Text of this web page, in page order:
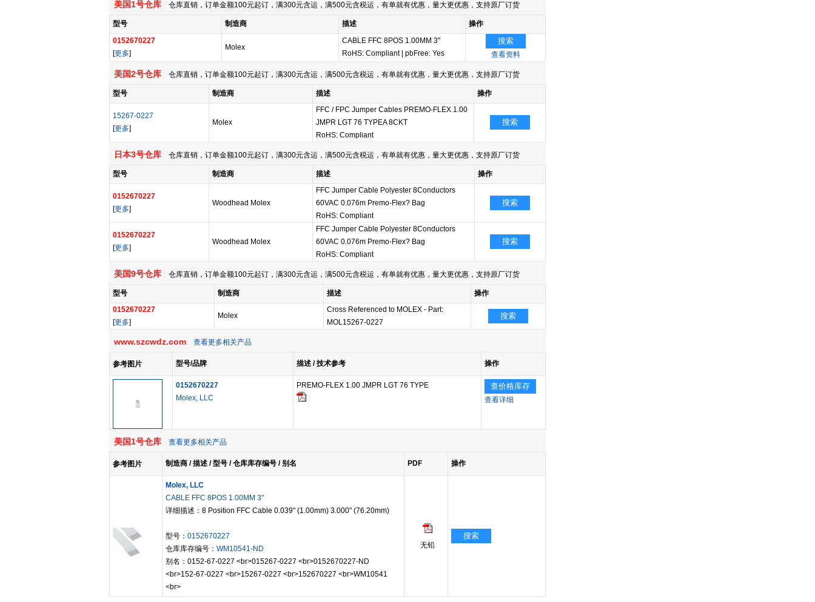
美国1号仓库 仓库直销，订单金额100元起订，满300元含运，满500元含税运，有单就有优惠，量大更优惠，支持原厂订货
型号 制造商 描述
操作
0152670227
[更多]
Molex
CABLE FFC 8POS 1.00MM 3"
RoHS: Compliant pbFree: Yes
搜索
查看资料
美国2号仓库 仓库直销，订单金额100元起订，满300元含运，满500元含税运，有单就有优惠，量大更优惠，支持原厂订货
型号 制造商 描述 操作
15267-0227
[更多]
Molex
FFC / FPC Jumper Cables PREMO-FLEX 1.00
JMPR LGT 76 TYPEA 8CKT
RoHS: Compliant
搜索
日本3号仓库 仓库直销，订单金额100元起订，满300元含运，满500元含税运，有单就有优惠，量大更优惠，支持原厂订货
型号 制造商 描述 操作
0152670227
[更多]
Woodhead Molex
FFC Jumper Cable Polyester 8Conductors
60VAC 0.076m Premo-Flex? Bag
RoHS: Compliant
搜索
0152670227
[更多]
Woodhead Molex
FFC Jumper Cable Polyester 8Conductors
60VAC 0.076m Premo-Flex? Bag
RoHS: Compliant
搜索
美国9号仓库 仓库直销，订单金额100元起订，满300元含运，满500元含税运，有单就有优惠，量大更优惠，支持原厂订货
型号 制造商 描述
操作
0152670227
[更多]
Molex
Cross Referenced to MOLEX - Part:
MOL15267-0227
搜索
www.szcwdz.com 查看更多相关产品
参考图片 型号/品牌 描述 / 技术参考 操作
0152670227
Molex, LLC
PREMO-FLEX 1.00 JMPR LGT 76 TYPE 查价格库存
查看详细
美国1号仓库 查看更多相关产品
参考图片 制造商 / 描述 / 型号 / 仓库库存编号 / 别名 PDF 操作
Molex, LLC
CABLE FFC 8POS 1.00MM 3"
详细描述：8 Position FFC Cable 0.039" (1.00mm) 3.000" (76.20mm)
型号： 0152670227
仓库库存编号： WM10541-ND
别名：0152-67-0227 <br>015267-0227 <br>0152670227-ND
<br>152-67-0227 <br>15267-0227 <br>152670227 <br>WM10541
<br>
无铅
搜索